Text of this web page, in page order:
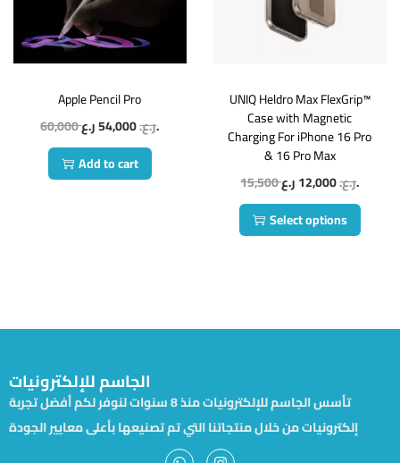
Apple Pencil Pro
60,000
ر.ع.54,000
ر.ع.
Add to cart
UNIQ Heldro Max FlexGrip™
Case with Magnetic
Charging For iPhone 16 Pro
& 16 Pro Max
15,500
ر.ع.12,000
ر.ع.
Select options
الجاسم للإلكترونيات
تأسس الجاسم للإلكترونيات منذ 8 سنوات لنوفر لكم أفضل تجربة
إلكترونيات من خلال منتجاتنا التي تم تصنيعها بأعلى معايير الجودة